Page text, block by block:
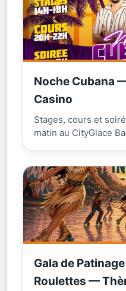
Noche Cubana
Casino
Stages, cours et
matin au CityGlace
Gala de
Roulettes —